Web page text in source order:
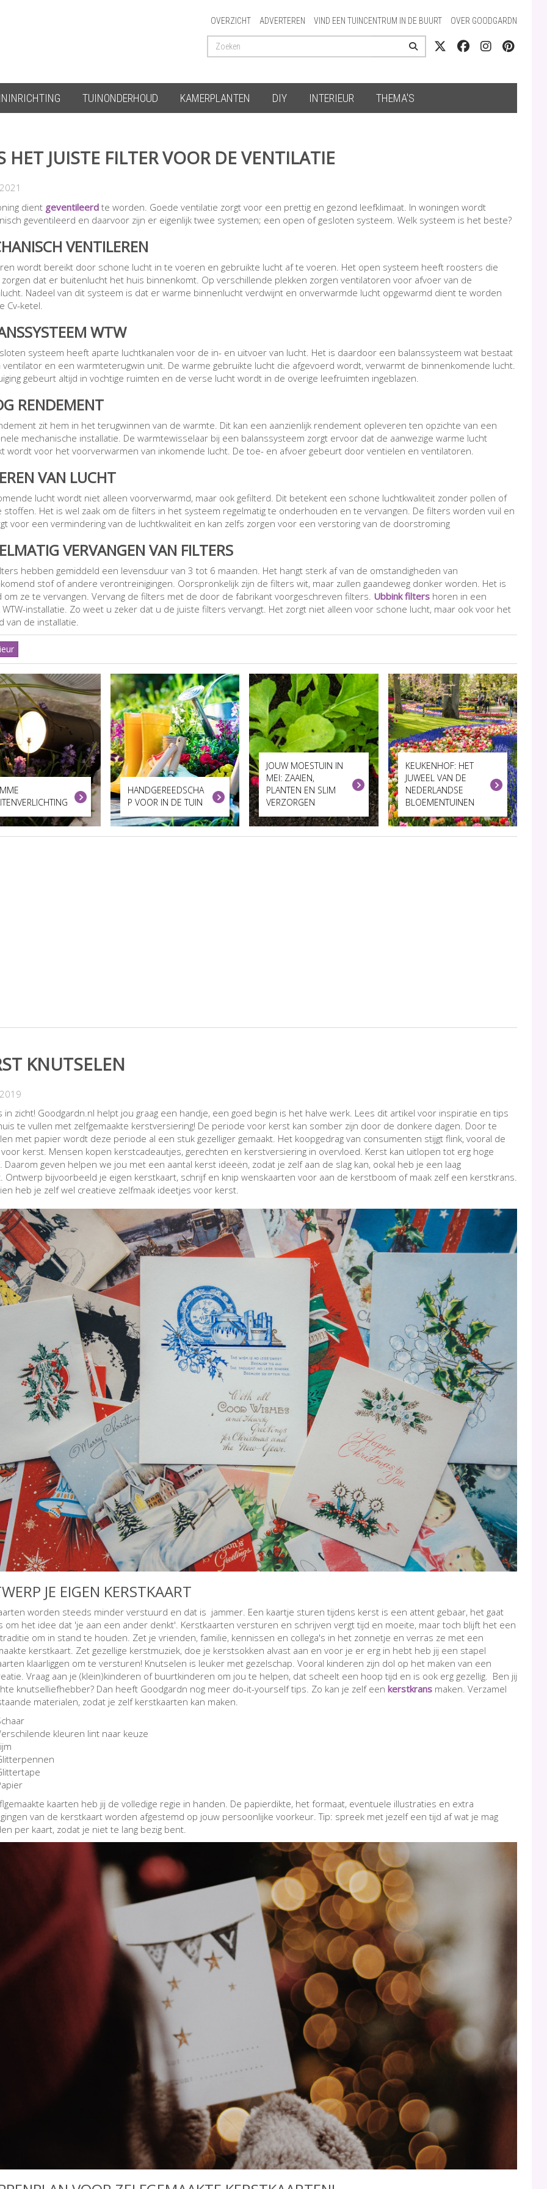
OVERZICHT ADVERTEREN VIND EEN TUINCENTRUM IN DE BUURT OVER GOODGARDN
TUINONDERHOUD KAMERPLANTEN DIY INTERIEUR THEMA'S
HET JUISTE FILTER VOOR DE VENTILATIE
dient geventileerd te worden. Goede ventilatie zorgt voor een prettig en gezond leefklimaat. In woningen wordt
geventileerd en daarvoor zijn er eigenlijk twee systemen; een open of gesloten systeem. Welk systeem is het beste?
VENTILEREN
wordt bereikt door schone lucht in te voeren en gebruikte lucht af te voeren. Het open systeem heeft roosters die
dat er buitenlucht het huis binnenkomt. Op verschillende plekken zorgen ventilatoren voor afvoer van de
Nadeel van dit systeem is dat er warme binnenlucht verdwijnt en onverwarmde lucht opgewarmd dient te worden
Cv-ketel.
WTW
systeem heeft aparte luchtkanalen voor de in- en uitvoer van lucht. Het is daardoor een balanssysteem wat bestaat
ventilator en een warmteterugwin unit. De warme gebruikte lucht die afgevoerd wordt, verwarmt de binnenkomende lucht.
gebeurt altijd in vochtige ruimten en de verse lucht wordt in de overige leefruimten ingeblazen.
RENDEMENT
zit hem in het terugwinnen van de warmte. Dit kan een aanzienlijk rendement opleveren ten opzichte van een
mechanische installatie. De warmtewisselaar bij een balanssysteem zorgt ervoor dat de aanwezige warme lucht
wordt voor het voorverwarmen van inkomende lucht. De toe- en afvoer gebeurt door ventielen en ventilatoren.
VAN LUCHT
lucht wordt niet alleen voorverwarmd, maar ook gefilterd. Dit betekent een schone luchtkwaliteit zonder pollen of
stoffen. Het is wel zaak om de filters in het systeem regelmatig te onderhouden en te vervangen. De filters worden vuil en
voor een vermindering van de luchtkwaliteit en kan zelfs zorgen voor een verstoring van de doorstroming
VERVANGEN VAN FILTERS
hebben gemiddeld een levensduur van 3 tot 6 maanden. Het hangt sterk af van de omstandigheden van
stof of andere verontreinigingen. Oorspronkelijk zijn de filters wit, maar zullen gaandeweg donker worden. Het is
om ze te vervangen. Vervang de filters met de door de fabrikant voorgeschreven filters. Ubbink filters horen in een
WTW-installatie. Zo weet u zeker dat u de juiste filters vervangt. Het zorgt niet alleen voor schone lucht, maar ook voor het
van de installatie.
HANDGEREEDSCHA
P VOOR IN DE TUIN
JOUW MOESTUIN IN
MEI: ZAAIEN,
PLANTEN EN SLIM
VERZORGEN
KEUKENHOF: HET
JUWEEL VAN DE
NEDERLANDSE
BLOEMENTUINEN
KNUTSELEN
in zicht! Goodgardn.nl helpt jou graag een handje, een goed begin is het halve werk. Lees dit artikel voor inspiratie en tips
te vullen met zelfgemaakte kerstversiering! De periode voor kerst kan somber zijn door de donkere dagen. Door te
met papier wordt deze periode al een stuk gezelliger gemaakt. Het koopgedrag van consumenten stijgt flink, vooral de
kerst. Mensen kopen kerstcadeautjes, gerechten en kerstversiering in overvloed. Kerst kan uitlopen tot erg hoge
Daarom geven helpen we jou met een aantal kerst ideeën, zodat je zelf aan de slag kan, ookal heb je een laag
Ontwerp bijvoorbeeld je eigen kerstkaart, schrijf en knip wenskaarten voor aan de kerstboom of maak zelf een kerstkrans.
heb je zelf wel creatieve zelfmaak ideetjes voor kerst.
JE EIGEN KERSTKAART
worden steeds minder verstuurd en dat is jammer. Een kaartje sturen tijdens kerst is een attent gebaar, het gaat
om het idee dat 'je aan een ander denkt'. Kerstkaarten versturen en schrijven vergt tijd en moeite, maar toch blijft het een
om in stand te houden. Zet je vrienden, familie, kennissen en collega's in het zonnetje en verras ze met een
kerstkaart. Zet gezellige kerstmuziek, doe je kerstsokken alvast aan en voor je er erg in hebt heb jij een stapel
klaarliggen om te versturen! Knutselen is leuker met gezelschap. Vooral kinderen zijn dol op het maken van een
Vraag aan je (klein)kinderen of buurtkinderen om jou te helpen, dat scheelt een hoop tijd en is ook erg gezellig. Ben jij
knutselliefhebber? Dan heeft Goodgardn nog meer do-it-yourself tips. Zo kan je zelf een kerstkrans maken. Verzamel
materialen, zodat je zelf kerstkaarten kan maken.
kleuren lint naar keuze
kaarten heb jij de volledige regie in handen. De papierdikte, het formaat, eventuele illustraties en extra
van de kerstkaart worden afgestemd op jouw persoonlijke voorkeur. Tip: spreek met jezelf een tijd af wat je mag
per kaart, zodat je niet te lang bezig bent.